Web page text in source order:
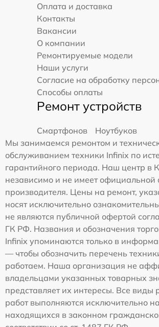
Оплата и доставка
Контакты
Вакансии
О компании
Ремонтируемые модели
Наши услуги
Согласие на обработку
Способы оплаты
Ремонт устройств
Смартфонов
Ноутбуков
Мы занимаемся ремонтом и
обслуживанием техники Infinix по
гарантийного периода. Наш центр в
независимо и не имеет официальной
производителя. Цены на ремонт,
носят исключительно
не являются публичной офертой
ГК РФ. Названия и обозначения
Infinix упоминаются только в
— чтобы обозначить перечень
работаем. Наша организация не
владельцами указанных товарных
представляет их интересы. Все виды
работ выполняются исключительно
находящихся в законном